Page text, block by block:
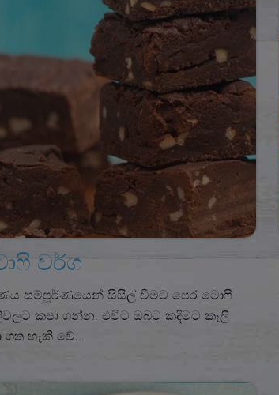
වර්ග
සම්පූර්ණයෙන් සිසිල් වීමට පෙර ටොෆි
කපා ගන්න. එවිට ඔබට කදිමට කෑලි
ගත හැකි වේ...